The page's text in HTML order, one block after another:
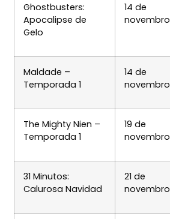
Ghostbusters:
Apocalipse de
Gelo
14 de
novembro
Maldade –
Temporada 1
14 de
novembro
The Mighty Nien –
Temporada 1
19 de
novembro
31 Minutos:
Calurosa Navidad
21 de
novembro